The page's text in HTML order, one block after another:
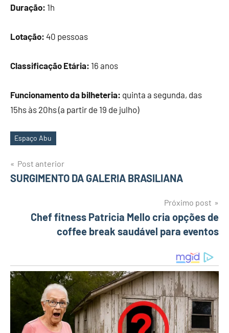
Duração: 1h
Lotação: 40 pessoas
Classificação Etária: 16 anos
Funcionamento da bilheteria: quinta a segunda, das
15hs às 20hs (a partir de 19 de julho)
Tags
Espaço Abu
Navegação
Post
Post anterior
SURGIMENTO DA GALERIA BRASILIANA
Próximo post
Chef fitness Patricia Mello cria opções de
coffee break saudável para eventos